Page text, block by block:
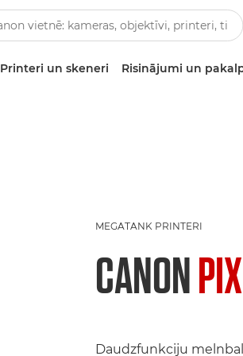
Printeri un skeneri Risinājumi un
MEGATANK PRINTERI
CANON
Daudzfunkciju